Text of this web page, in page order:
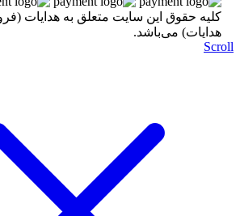
کليه حقوق اين سايت متعلق به هدایات
هدایات) می‌باشد.